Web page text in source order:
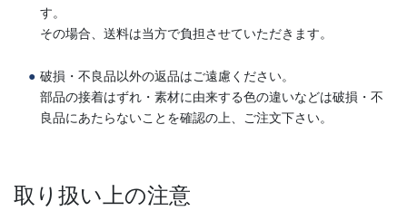
す。
その場合、送料は当方で負担させていただきます。
破損・不良品以外の返品はご遠慮ください。
部品の接着はずれ・素材に由来する色の違いなどは破損・不
良品にあたらないことを確認の上、ご注文下さい。
取り扱い上の注意